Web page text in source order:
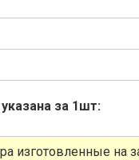
за 1шт:
изготовленные на